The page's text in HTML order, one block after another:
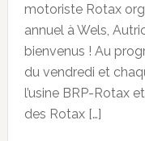
motoriste Rotax
annuel à Wels,
bienvenus ! Au
du vendredi et
l’usine BRP-Rotax
des Rotax […]